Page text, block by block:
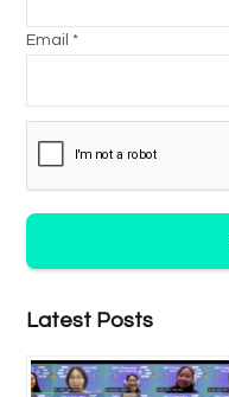
Email *
Latest Posts